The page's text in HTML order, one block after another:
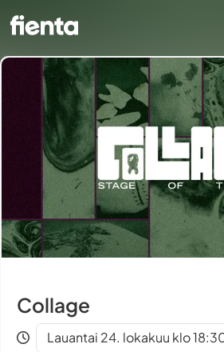
Collage
Lauantai 24. lokakuu klo